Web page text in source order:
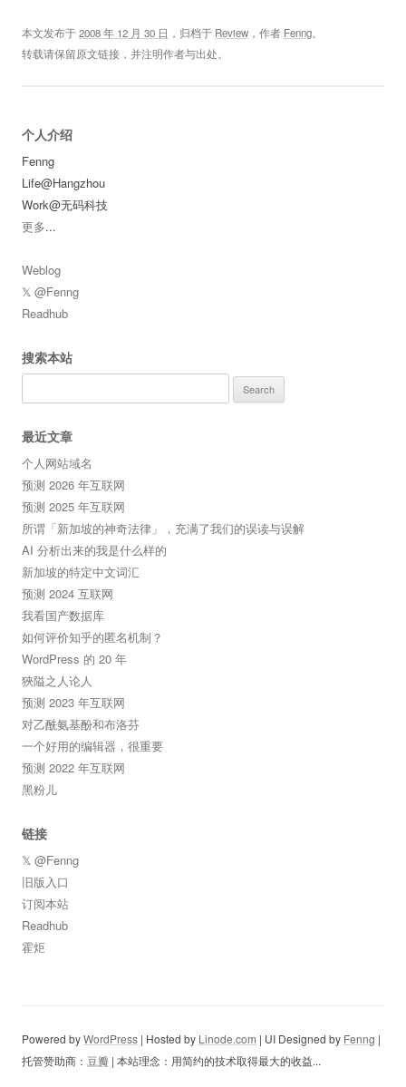
本文发布于2008 年 12 月 30 日 ，归档于 Review ，作者 Fenng。
转载请保留原文链接，并注明作者与出处。
个人介绍
Fenng
Life@Hangzhou
Work@无码科技
更多...
Weblog
𝕏 @Fenng
Readhub
搜索本站
for:
最近文章
个人网站域名
预测 2026 年互联网
预测 2025 年互联网
所谓「新加坡的神奇法律」，充满了我们的误读与误解
AI 分析出来的我是什么样的
新加坡的特定中文词汇
预测 2024 互联网
我看国产数据库
如何评价知乎的匿名机制？
WordPress 的 20 年
狹隘之人论人
预测 2023 年互联网
对乙酰氨基酚和布洛芬
一个好用的编辑器，很重要
预测 2022 年互联网
黑粉儿
链接
𝕏 @Fenng
旧版入口
订阅本站
Readhub
霍炬
Powered byWordPress | Hosted by Linode.com | UI Designed by Fenng |
托管赞助商： 豆瓣 | 本站理念：用简约的技术取得最大的收益...